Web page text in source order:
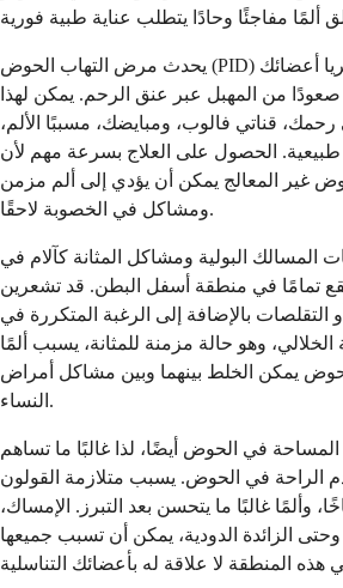
يحدث مرض التهاب الحوض (PID) عندما تصيب البكتيريا أعضائك
صعودًا من المهبل عبر عنق الرحم. يمكن لهذا
رحمك، قناتي فالوب، ومبايضك، مسببًا الألم،
طبيعية. الحصول على العلاج بسرعة مهم لأن
غير المعالج يمكن أن يؤدي إلى ألم مزمن
ومشاكل في الخصوبة لاحقًا.
المسالك البولية ومشاكل المثانة كآلام في
تمامًا في منطقة أسفل البطن. قد تشعرين
التقلصات بالإضافة إلى الرغبة المتكررة في
الخلالي، وهو حالة مزمنة للمثانة، يسبب ألمًا
يمكن الخلط بينهما وبين مشاكل أمراض
النساء.
في الحوض أيضًا، لذا غالبًا ما تساهم
الراحة في الحوض. يسبب متلازمة القولون
وألمًا غالبًا ما يتحسن بعد التبرز. الإمساك،
وحتى الزائدة الدودية، يمكن أن تسبب جميعها